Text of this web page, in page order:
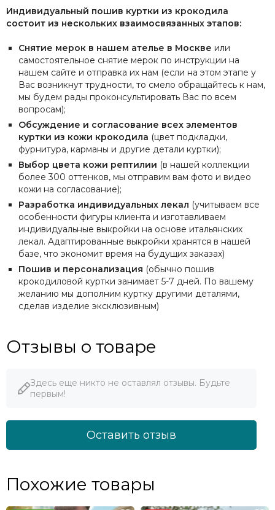
Индивидуальный пошив куртки из крокодила
состоит из нескольких взаимосвязанных этапов:
Снятие мерок в нашем ателье в Москве или
самостоятельное снятие мерок по инструкции на
нашем сайте и отправка их нам (если на этом этапе у
Вас возникнут трудности, то смело обращайтесь к нам,
мы будем рады проконсультировать Вас по всем
вопросам);
Обсуждение и согласование всех элементов
куртки из кожи крокодила (цвет подкладки,
фурнитура, карманы и другие детали куртки);
Выбор цвета кожи рептилии (в нашей коллекции
более 300 оттенков, мы отправим вам фото и видео
кожи на согласование);
Разработка индивидуальных лекал (учитываем все
особенности фигуры клиента и изготавливаем
индивидуальные выкройки на основе итальянских
лекал. Адаптированные выкройки хранятся в нашей
базе, что экономит время на будущих заказах)
Пошив и персонализация (обычно пошив
крокодиловой куртки занимает 5-7 дней. По вашему
желанию мы дополним куртку другими деталями,
сделав изделие эксклюзивным)
Отзывы о товаре
Здесь еще никто не оставлял отзывы. Будьте
первым!
Оставить отзыв
Похожие товары